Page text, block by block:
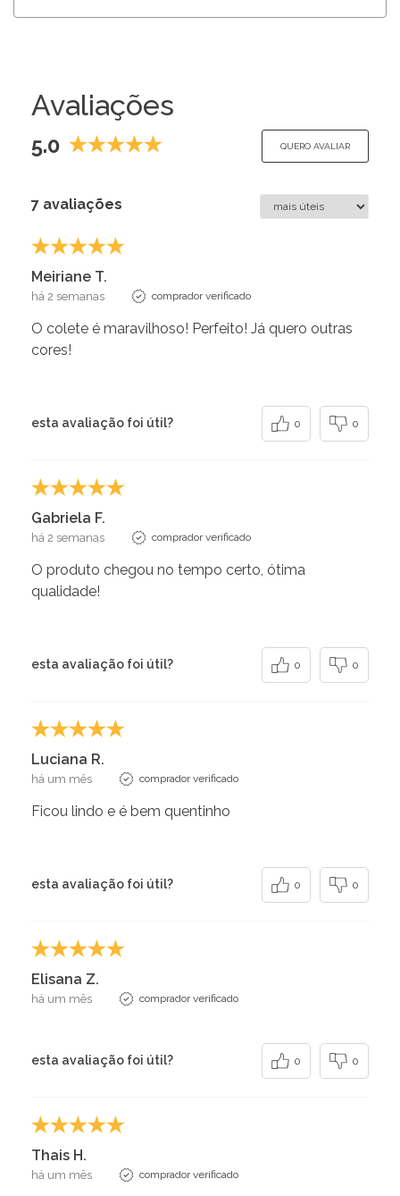
Avaliações
5.0 QUERO AVALIAR
7 avaliações
Meiriane T.
há 2 semanas comprador verificado
O colete é maravilhoso! Perfeito! Já quero outras
cores!
esta avaliação foi útil? 0 0
Gabriela F.
há 2 semanas comprador verificado
O produto chegou no tempo certo, ótima
qualidade!
esta avaliação foi útil? 0 0
Luciana R.
há um mês comprador verificado
Ficou lindo e é bem quentinho
esta avaliação foi útil? 0 0
Elisana Z.
há um mês comprador verificado
esta avaliação foi útil? 0 0
Thais H.
há um mês comprador verificado